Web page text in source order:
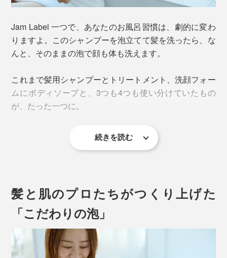
Jam Label 一つで、あなたのお風呂習慣は、劇的に変わ
りますよ。このシャンプーを泡立てて髪を洗ったら、な
んと、そのままの泡で顔も体も洗えます。
これまで髪用シャンプーとトリートメント、洗顔フォー
ムにボディソープと、3つも4つも使い分けていたもの
が、たった一つに。
続きを読む
髪と肌のプロたちがつくり上げた
「こだわりの泡」